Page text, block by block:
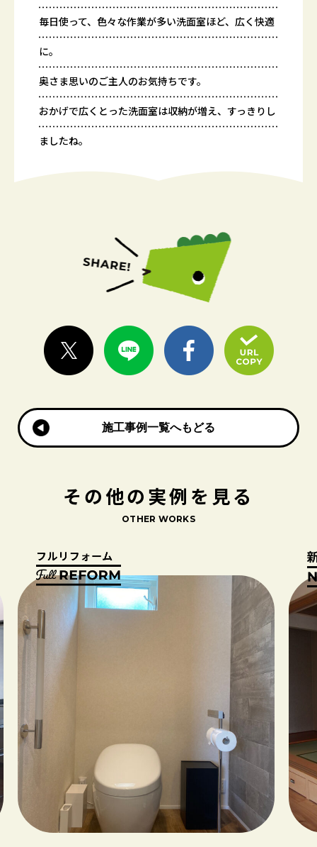
毎日使って、色々な作業が多い洗面室ほど、広く快適
に。
奥さま思いのご主人のお気持ちです。
おかげで広くとった洗面室は収納が増え、すっきりし
ましたね。
施工事例一覧へもどる
施工事例一覧へもどる
その他の実例を見る
OTHER WORKS